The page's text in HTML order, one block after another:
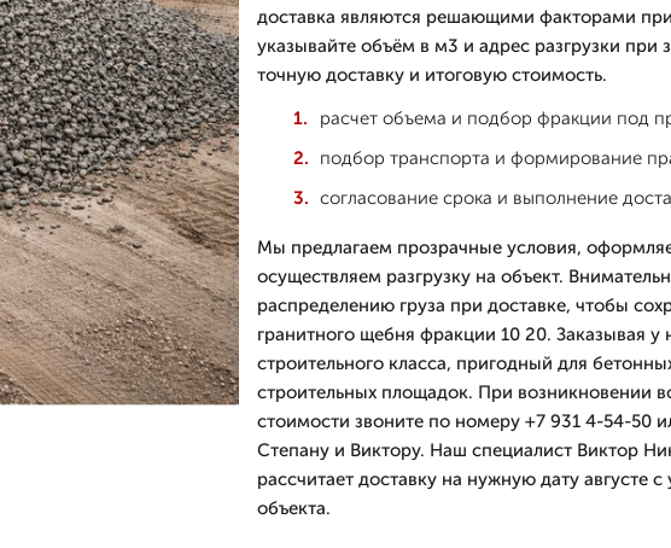
доставка являются решающими факторами
указывайте объём в м3 и адрес разгрузки при
точную доставку и итоговую стоимость.
расчет объема и подбор фракции под
подбор транспорта и формирование
согласование срока и выполнение
Мы предлагаем прозрачные условия,
осуществляем разгрузку на объект.
распределению груза при доставке, чтобы
гранитного щебня фракции 10 20. Заказывая у
строительного класса, пригодный для
строительных площадок. При возникновении
стоимости звоните по номеру +7 931 4-54-50
Степану и Виктору. Наш специалист Виктор
рассчитает доставку на нужную дату августе
объекта.